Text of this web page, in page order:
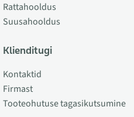
Rattahooldus
Suusahooldus
Klienditugi
Kontaktid
Firmast
Tooteohutuse tagasikutsumine